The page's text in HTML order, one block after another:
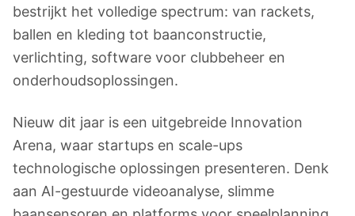
bestrijkt het volledige spectrum: van rackets,
ballen en kleding tot baanconstructie,
verlichting, software voor clubbeheer en
onderhoudsoplossingen.
Nieuw dit jaar is een uitgebreide Innovation
Arena, waar startups en scale-ups
technologische oplossingen presenteren. Denk
aan AI-gestuurde videoanalyse, slimme